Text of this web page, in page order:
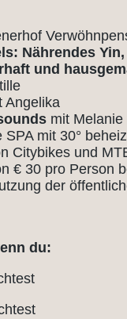
Nährendes
und
Angelika
mit Melanie
SPA mit 30°
Citybikes und
€ 30 pro Person
der
du: